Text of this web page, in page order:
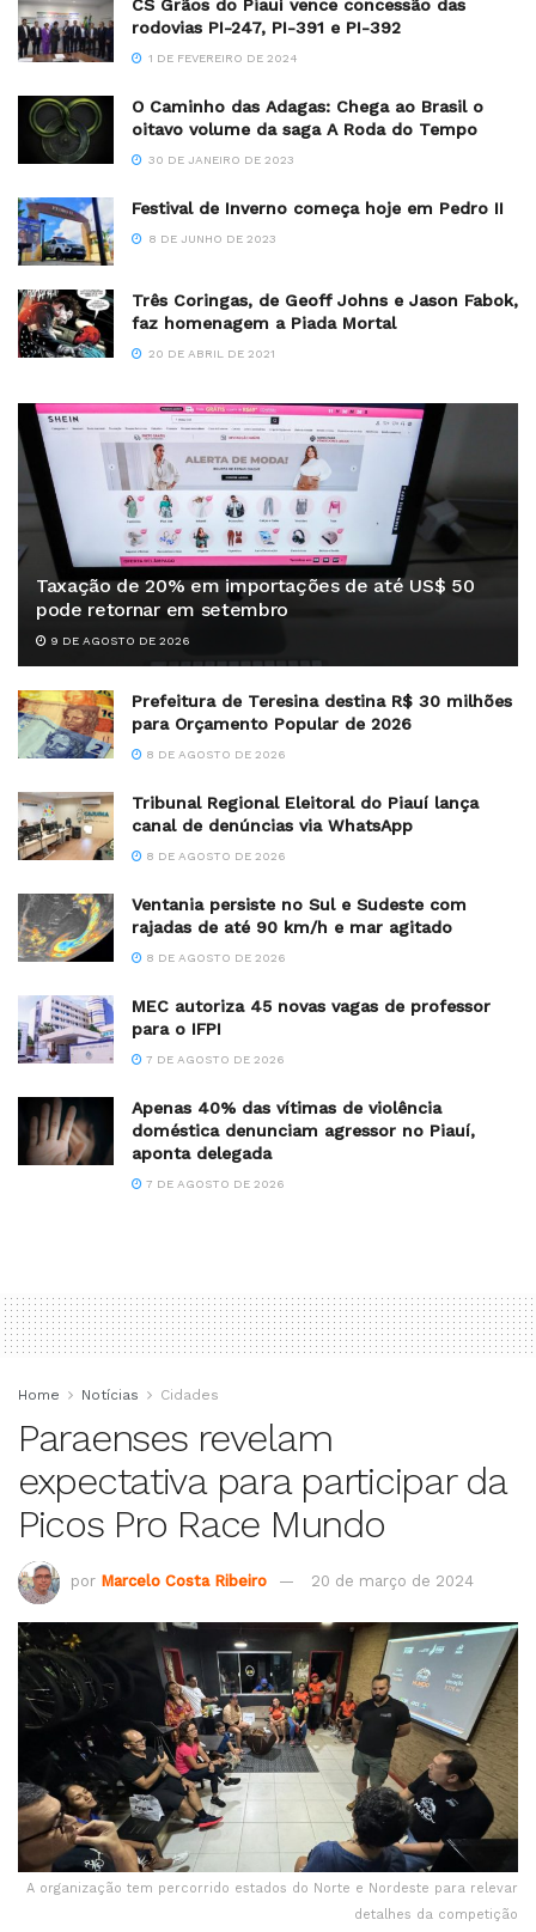
CS Grãos do Piauí vence concessão das
rodovias PI-247, PI-391 e PI-392
1 DE FEVEREIRO DE 2024
O Caminho das Adagas: Chega ao Brasil o
oitavo volume da saga A Roda do Tempo
30 DE JANEIRO DE 2023
Festival de Inverno começa hoje em Pedro II
8 DE JUNHO DE 2023
Três Coringas, de Geoff Johns e Jason Fabok,
faz homenagem a Piada Mortal
20 DE ABRIL DE 2021
Taxação de 20% em importações de até US$ 50
pode retornar em setembro
9 DE AGOSTO DE 2026
Prefeitura de Teresina destina R$ 30 milhões
para Orçamento Popular de 2026
8 DE AGOSTO DE 2026
Tribunal Regional Eleitoral do Piauí lança
canal de denúncias via WhatsApp
8 DE AGOSTO DE 2026
Ventania persiste no Sul e Sudeste com
rajadas de até 90 km/h e mar agitado
8 DE AGOSTO DE 2026
MEC autoriza 45 novas vagas de professor
para o IFPI
7 DE AGOSTO DE 2026
Apenas 40% das vítimas de violência
doméstica denunciam agressor no Piauí,
aponta delegada
7 DE AGOSTO DE 2026
Home Notícias Cidades
Paraenses revelam
expectativa para participar da
Picos Pro Race Mundo
por Marcelo Costa Ribeiro 20 de março de 2024
A organização tem percorrido estados do Norte e Nordeste para relevar
detalhes da competição